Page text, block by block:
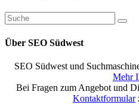
Über SEO Südwest
SEO Südwest und
Mehr
Bei Fragen zum Angebot und
Kontaktformular